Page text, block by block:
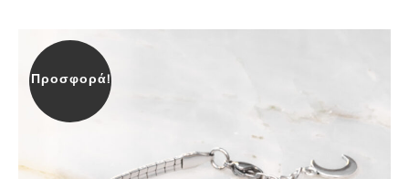
Προσφορά!